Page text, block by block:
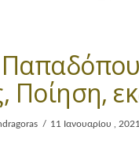
Ποίηση,
11 Ιανουαρίου , 2021